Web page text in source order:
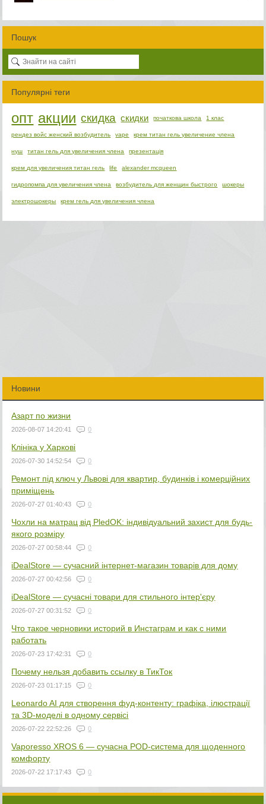
Пошук
Популярні теги
опт акции скидка скидки початкова школа 1 клас
рендез войс женский возбудитель vape крем титан гель увеличение члена
нуш титан гель для увеличения члена презентація
крем для увеличения титан гель life alexander mcqueen
гидропомпа для увеличения члена возбудитель для женщин быстрого шокеры
электрошокеры крем гель для увеличения члена
Новини
Азарт по жизни
2026-08-07 14:20:41 0
Клініка у Харкові
2026-07-30 14:52:54 0
Ремонт під ключ у Львові для квартир, будинків і комерційних
приміщень
2026-07-27 01:40:43 0
Чохли на матрац від PledOK: індивідуальний захист для будь-
якого розміру
2026-07-27 00:58:44 0
iDealStore — сучасний інтернет-магазин товарів для дому
2026-07-27 00:42:56 0
iDealStore — сучасні товари для стильного інтер'єру
2026-07-27 00:31:52 0
Что такое черновики историй в Инстаграм и как с ними
работать
2026-07-23 17:42:31 0
Почему нельзя добавить ссылку в ТикТок
2026-07-23 01:17:15 0
Leonardo AI для створення фуд-контенту: графіка, ілюстрації
та 3D-моделі в одному сервісі
2026-07-22 22:52:26 0
Vaporesso XROS 6 — сучасна POD-система для щоденного
комфорту
2026-07-22 17:17:43 0